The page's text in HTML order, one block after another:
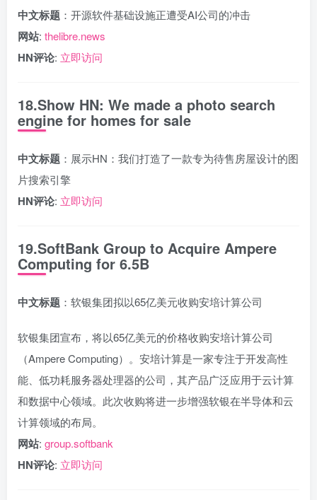
中文标题 ：开源软件基础设施正遭受AI公司的冲击
网站: thelibre.news
HN评论: 立即访问
18.Show HN: We made a photo search
engine for homes for sale
中文标题 ：展示HN：我们打造了一款专为待售房屋设计的图
片搜索引擎
HN评论: 立即访问
19.SoftBank Group to Acquire Ampere
Computing for 6.5B
中文标题 ：软银集团拟以65亿美元收购安培计算公司
软银集团宣布，将以65亿美元的价格收购安培计算公司
（Ampere Computing）。安培计算是一家专注于开发高性
能、低功耗服务器处理器的公司，其产品广泛应用于云计算
和数据中心领域。此次收购将进一步增强软银在半导体和云
计算领域的布局。
网站: group.softbank
HN评论: 立即访问